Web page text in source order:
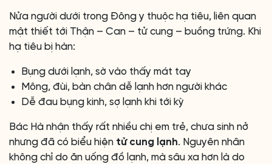
Nửa người dưới trong Đông y thuộc hạ tiêu, liên quan
mật thiết tới Thận – Can – tử cung – buồng trứng. Khi
hạ tiêu bị hàn:
Bụng dưới lạnh, sờ vào thấy mát tay
Mông, đùi, bàn chân dễ lạnh hơn người khác
Dễ đau bụng kinh, sợ lạnh khi tới kỳ
Bác Hà nhận thấy rất nhiều chị em trẻ, chưa sinh nở
nhưng đã có biểu hiện tử cung lạnh. Nguyên nhân
không chỉ do ăn uống đồ lạnh, mà sâu xa hơn là do